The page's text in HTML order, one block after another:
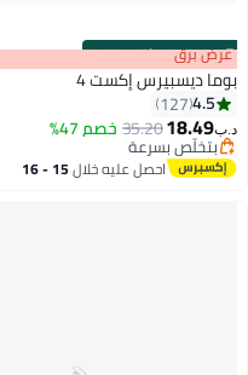
00m:00s
·باقي 100% عرض برق
بوما ديسبيرس إكست 4
4.5
127
د.ب‏18.49
35.20 خصم 47%
بتخلّص بسرعة
بتخلّص بسرعةاحصل عليه خلال 15 - 16